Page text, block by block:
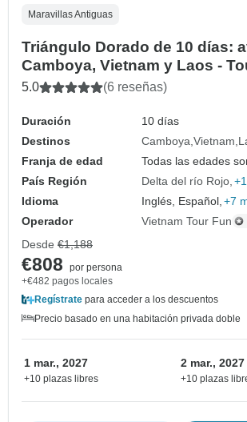
Maravillas Antiguas
Triángulo Dorado de 10 días:
Camboya, Vietnam y Laos -
5.0 (6 reseñas)
Duración
10 días
Destinos
Camboya Vietnam
Franja de edad
Todas las edades
País Región
Delta del río Rojo
Idioma
Inglés, Español, +7
Operador
Vietnam Tour Fun
Desde €1,188
€808
por persona
+€482 pagos locales
Regístrate para acceder a los descuentos
Precio basado en una habitación privada doble
1 mar., 2027
+10 plazas libres
2 mar., 2027
+10 plazas